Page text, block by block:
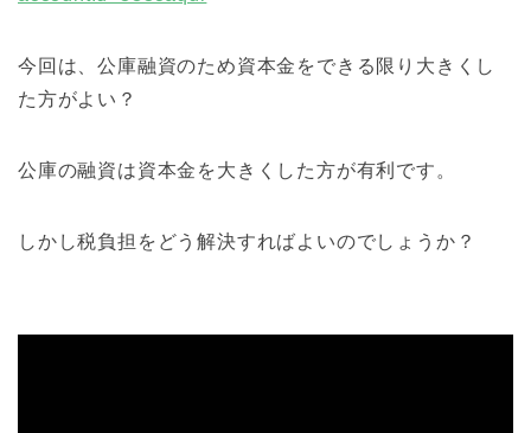
今回は、公庫融資のため資本金をできる限り大きくし
た方がよい？
公庫の融資は資本金を大きくした方が有利です。
しかし税負担をどう解決すればよいのでしょうか？